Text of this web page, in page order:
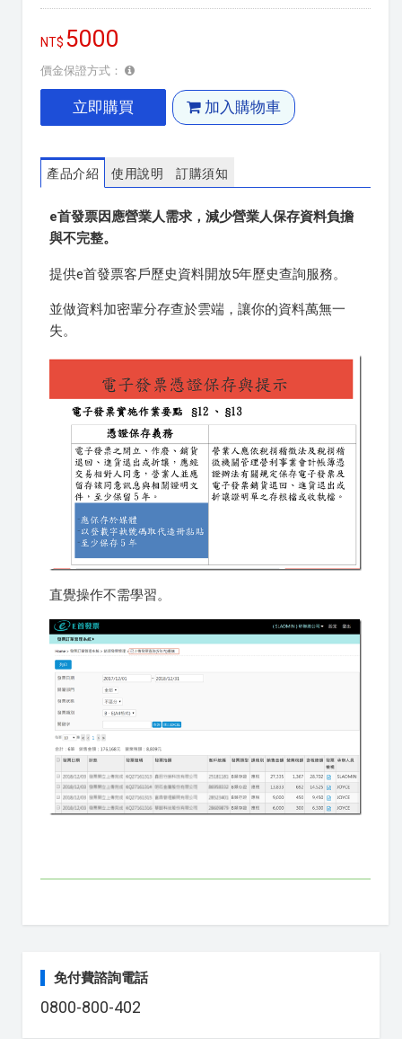
5000
價金保證方式：
立即購買 加入購物車
產品介紹 使用說明 訂購須知
e首發票因應營業人需求，減少營業人保存資料負擔
與不完整。
提供e首發票客戶歷史資料開放5年歷史查詢服務。
並做資料加密輩分存查於雲端，讓你的資料萬無一
失。
直覺操作不需學習。
免付費諮詢電話
0800-800-402